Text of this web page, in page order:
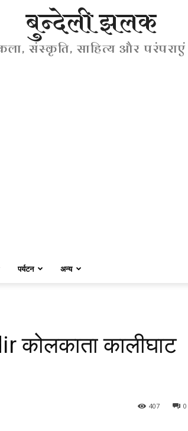
बुन्देली झलक
संस्कृति, साहित्य और परंपराएं
पर्यटन अन्य
कालीघाट
0
407